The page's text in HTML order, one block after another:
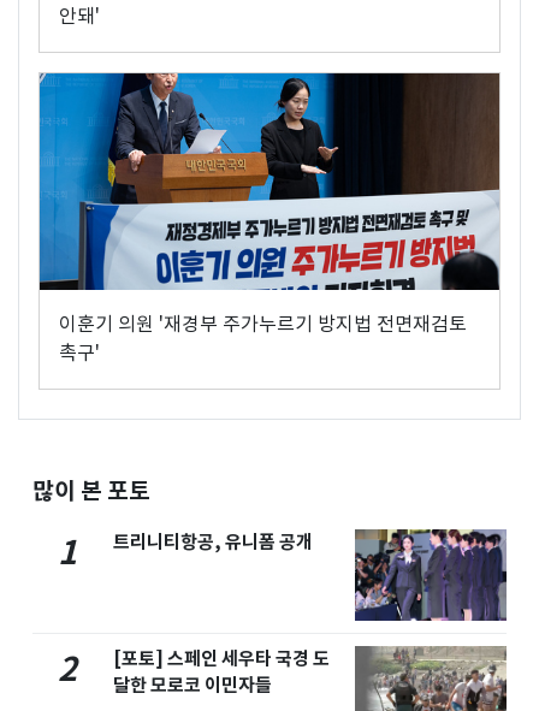
안돼'
이훈기 의원 '재경부 주가누르기 방지법 전면재검토
촉구'
많이 본 포토
1 트리니티항공, 유니폼 공개
2
[포토] 스페인 세우타 국경 도
달한 모로코 이민자들